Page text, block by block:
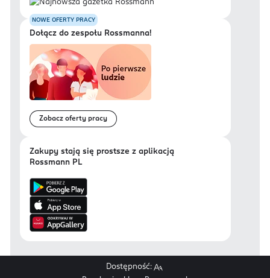
NOWE OFERTY PRACY
Dołącz do zespołu Rossmanna!
Zobacz oferty pracy
Zakupy stają się prostsze z aplikacją
Rossmann PL
Dostępność: